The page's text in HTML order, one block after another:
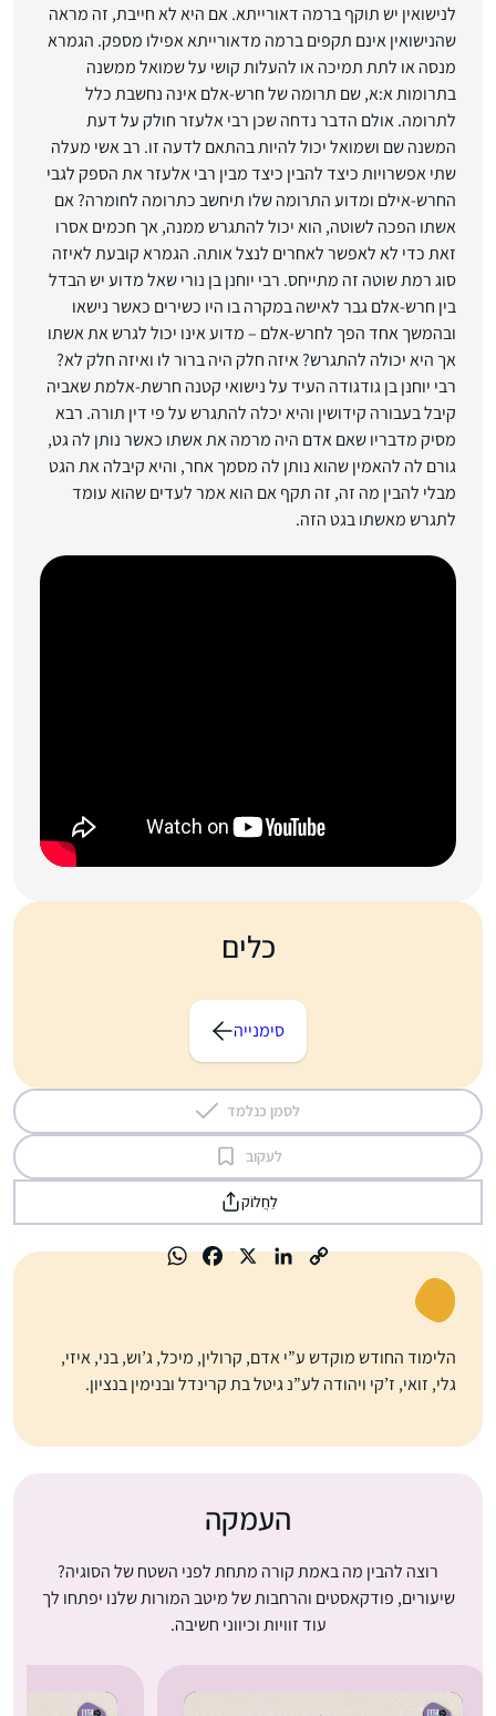
לנישואין יש תוקף ברמה דאורייתא. אם היא לא חייבת, זה מראה
שהנישואין אינם תקפים ברמה מדאורייתא אפילו מספק. הגמרא
מנסה או לתת תמיכה או להעלות קושי על שמואל ממשנה
בתרומות א:א, שם תרומה של חרש-אלם אינה נחשבת כלל
לתרומה. אולם הדבר נדחה שכן רבי אלעזר חולק על דעת
המשנה שם ושמואל יכול להיות בהתאם לדעה זו. רב אשי מעלה
שתי אפשרויות כיצד להבין כיצד מבין רבי אלעזר את הספק לגבי
החרש-אילם ומדוע התרומה שלו תיחשב כתרומה לחומרה? אם
אשתו הפכה לשוטה, הוא יכול להתגרש ממנה, אך חכמים אסרו
זאת כדי לא לאפשר לאחרים לנצל אותה. הגמרא קובעת לאיזה
סוג רמת שוטה זה מתייחס. רבי יוחנן בן נורי שאל מדוע יש הבדל
בין חרש-אלם גבר לאישה במקרה בו היו כשירים כאשר נישאו
ובהמשך אחד הפך לחרש-אלם – מדוע אינו יכול לגרש את אשתו
אך היא יכולה להתגרש? איזה חלק היה ברור לו ואיזה חלק לא?
רבי יוחנן בן גודגודה העיד על נישואי קטנה חרשת-אלמת שאביה
קיבל בעבורה קידושין והיא יכלה להתגרש על פי דין תורה. רבא
מסיק מדבריו שאם אדם היה מרמה את אשתו כאשר נותן לה גט,
גורם לה להאמין שהוא נותן לה מסמך אחר, והיא קיבלה את הגט
מבלי להבין מה זה, זה תקף אם הוא אמר לעדים שהוא עומד
לתגרש מאשתו בגט הזה.
כלים
סימנייה
לסמן כנלמד
לעקוב
לַחֲלוֹק
הלימוד החודש מוקדש ע”י אדם, קרולין, מיכל, ג’וש, בני, איזי,
גלי, זואי, ז’קי ויהודה לע”נ גיטל בת קרינדל ובנימין בנציון.
העמקה
רוצה להבין מה באמת קורה מתחת לפני השטח של הסוגיה?
שיעורים, פודקאסטים והרחבות של מיטב המורות שלנו יפתחו לך
עוד זוויות וכיווני חשיבה.